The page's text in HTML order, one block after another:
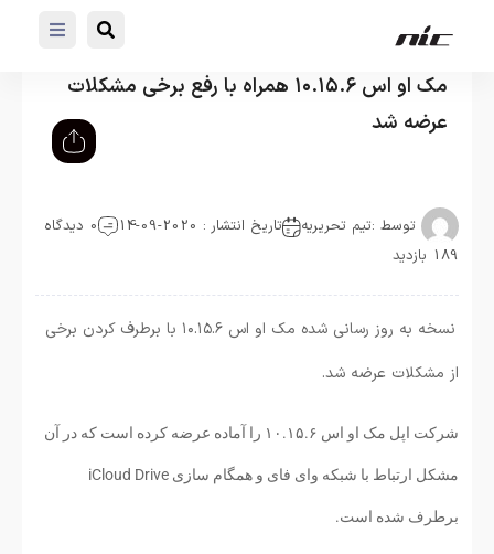
مک او اس ۱۰.۱۵.۶ همراه با رفع برخی مشکلات
عرضه شد
توسط :تیم تحریریه تاریخ انتشار : 2020-09-14
0 دیدگاه
189 بازدید
نسخه به روز رسانی شده مک او اس ۱۰.۱۵.۶ با برطرف کردن برخی
از مشکلات عرضه شد.
شرکت اپل مک او اس ۱۰.۱۵.۶ را آماده عرضه کرده است که در آن
مشکل ارتباط با شبکه وای فای و همگام سازی iCloud Drive
برطرف شده است.